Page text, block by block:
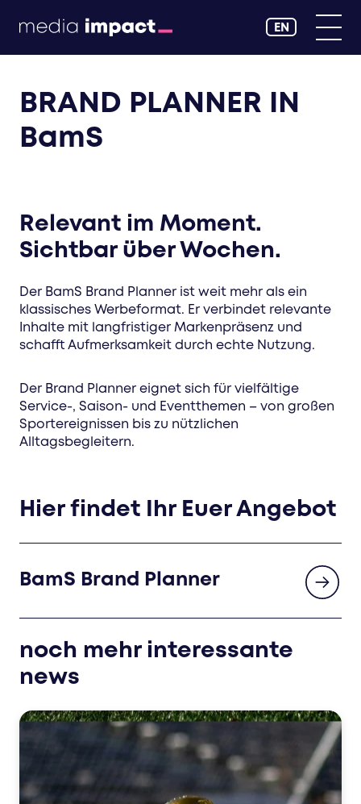
EN
BRAND PLANNER IN
BamS
Relevant im Moment.
Sichtbar über Wochen.
Der BamS Brand Planner ist weit mehr als ein
klassisches Werbeformat. Er verbindet relevante
Inhalte mit langfristiger Markenpräsenz und
schafft Aufmerksamkeit durch echte Nutzung.
Der Brand Planner eignet sich für vielfältige
Service-, Saison- und Eventthemen – von großen
Sportereignissen bis zu nützlichen
Alltagsbegleitern.
Hier findet Ihr Euer Angebot
BamS Brand Planner
noch mehr interessante
news